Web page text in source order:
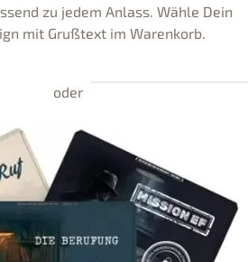
zu jedem Anlass. Wähle Dein
mit Grußtext im Warenkorb.